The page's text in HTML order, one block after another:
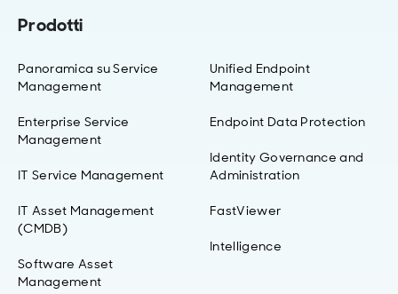
Prodotti
Panoramica su Service
Management
Enterprise Service
Management
IT Service Management
IT Asset Management
(CMDB)
Software Asset
Management
Unified Endpoint
Management
Endpoint Data Protection
Identity Governance and
Administration
FastViewer
Intelligence